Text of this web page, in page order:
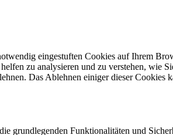
eingestuften Cookies auf Ihrem
zu analysieren und zu verstehen, wie
Das Ablehnen einiger dieser Cookies
grundlegenden Funktionalitäten und